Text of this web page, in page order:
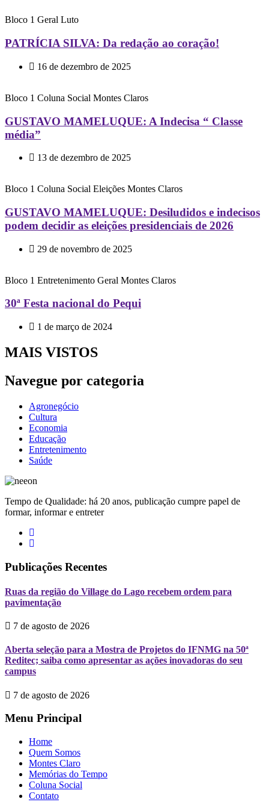
Bloco 1 Geral Luto
PATRÍCIA SILVA: Da redação ao coração!
16 de dezembro de 2025
Bloco 1 Coluna Social Montes Claros
GUSTAVO MAMELUQUE: A Indecisa “ Classe
média”
13 de dezembro de 2025
Bloco 1 Coluna Social Eleições Montes Claros
GUSTAVO MAMELUQUE: Desiludidos e indecisos
podem decidir as eleições presidenciais de 2026
29 de novembro de 2025
Bloco 1 Entretenimento Geral Montes Claros
30ª Festa nacional do Pequi
1 de março de 2024
MAIS VISTOS
Navegue por categoria
Agronegócio
Cultura
Economia
Educação
Entretenimento
Saúde
Tempo de Qualidade: há 20 anos, publicação cumpre papel de
formar, informar e entreter
Publicações Recentes
Ruas da região do Village do Lago recebem ordem para
pavimentação
7 de agosto de 2026
Aberta seleção para a Mostra de Projetos do IFNMG na 50ª
Reditec; saiba como apresentar as ações inovadoras do seu
campus
7 de agosto de 2026
Menu Principal
Home
Quem Somos
Montes Claro
Memórias do Tempo
Coluna Social
Contato